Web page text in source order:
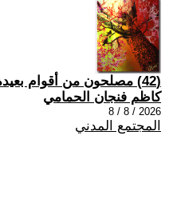
(42) مصلحون من أقوام بعيدة
كاظم فنجان الحمامي
2026 / 8 / 8
المجتمع المدني